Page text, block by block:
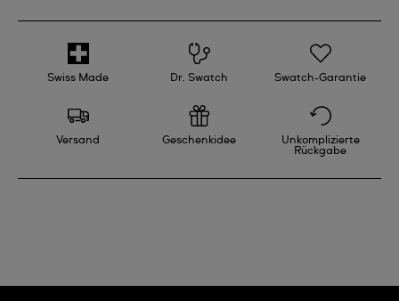
Swiss Made Dr. Swatch Swatch-Garantie
Versand Geschenkidee
Unkomplizierte
Rückgabe